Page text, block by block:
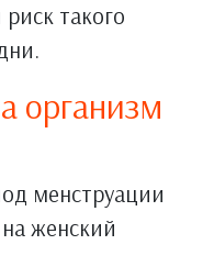
такого
организм
менструации
женский